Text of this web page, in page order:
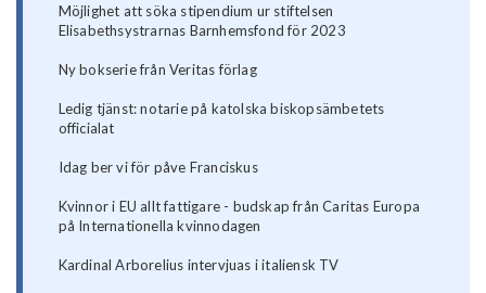
Möjlighet att söka stipendium ur stiftelsen
Elisabethsystrarnas Barnhemsfond för 2023
Ny bokserie från Veritas förlag
Ledig tjänst: notarie på katolska biskopsämbetets
officialat
Idag ber vi för påve Franciskus
Kvinnor i EU allt fattigare - budskap från Caritas Europa
på Internationella kvinnodagen
Kardinal Arborelius intervjuas i italiensk TV